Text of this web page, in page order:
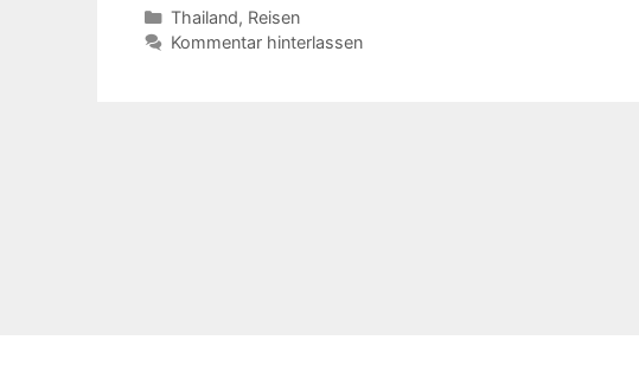
Kategorien
Thailand, Reisen
Kommentar hinterlassen